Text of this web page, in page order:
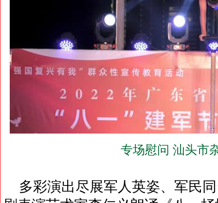
专场慰问 汕头市
多彩演出尽展军人英姿、军民